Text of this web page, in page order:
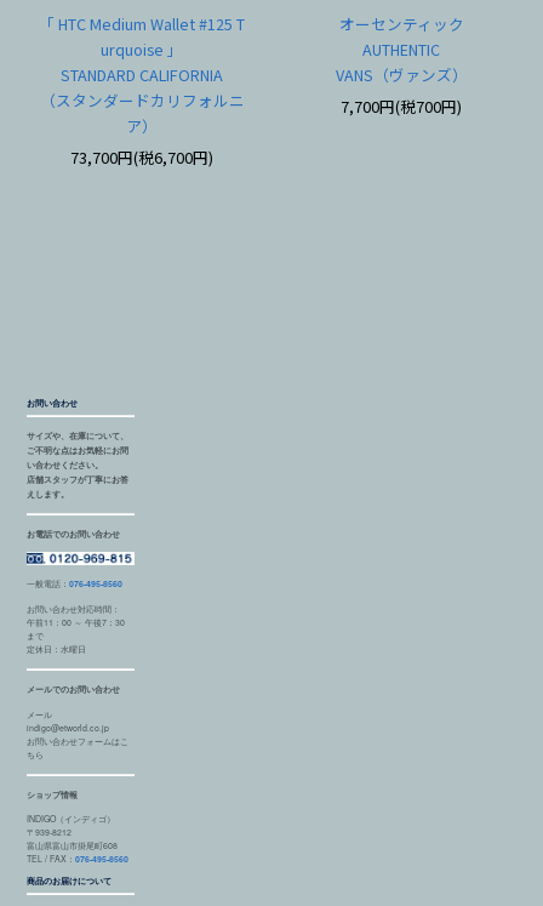
「 HTC Medium Wallet #125 T
urquoise 」
STANDARD CALIFORNIA
（スタンダードカリフォルニ
ア）
73,700円(税6,700円)
オーセンティック
AUTHENTIC
VANS（ヴァンズ）
7,700円(税700円)
お問い合わせ
サイズや、在庫について、
ご不明な点はお気軽にお問
い合わせください。
店舗スタッフが丁寧にお答
えします。
お電話でのお問い合わせ
一般電話：076-495-8560
お問い合わせ対応時間：
午前11：00 ～ 午後7：30
まで
定休日：水曜日
メールでのお問い合わせ
メール
indigo@etworld.co.jp
お問い合わせフォームはこ
ちら
ショップ情報
INDIGO（インディゴ）
〒939-8212
富山県富山市掛尾町608
TEL / FAX：076-495-8560
商品のお届けについて